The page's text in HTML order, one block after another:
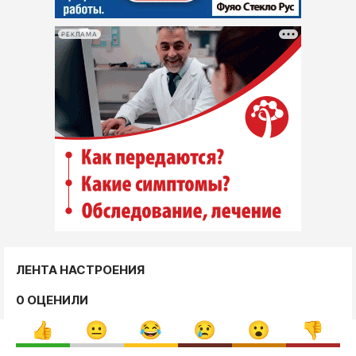
РЕКЛАМА
ЛЕНТА НАСТРОЕНИЯ
0 ОЦЕНИЛИ